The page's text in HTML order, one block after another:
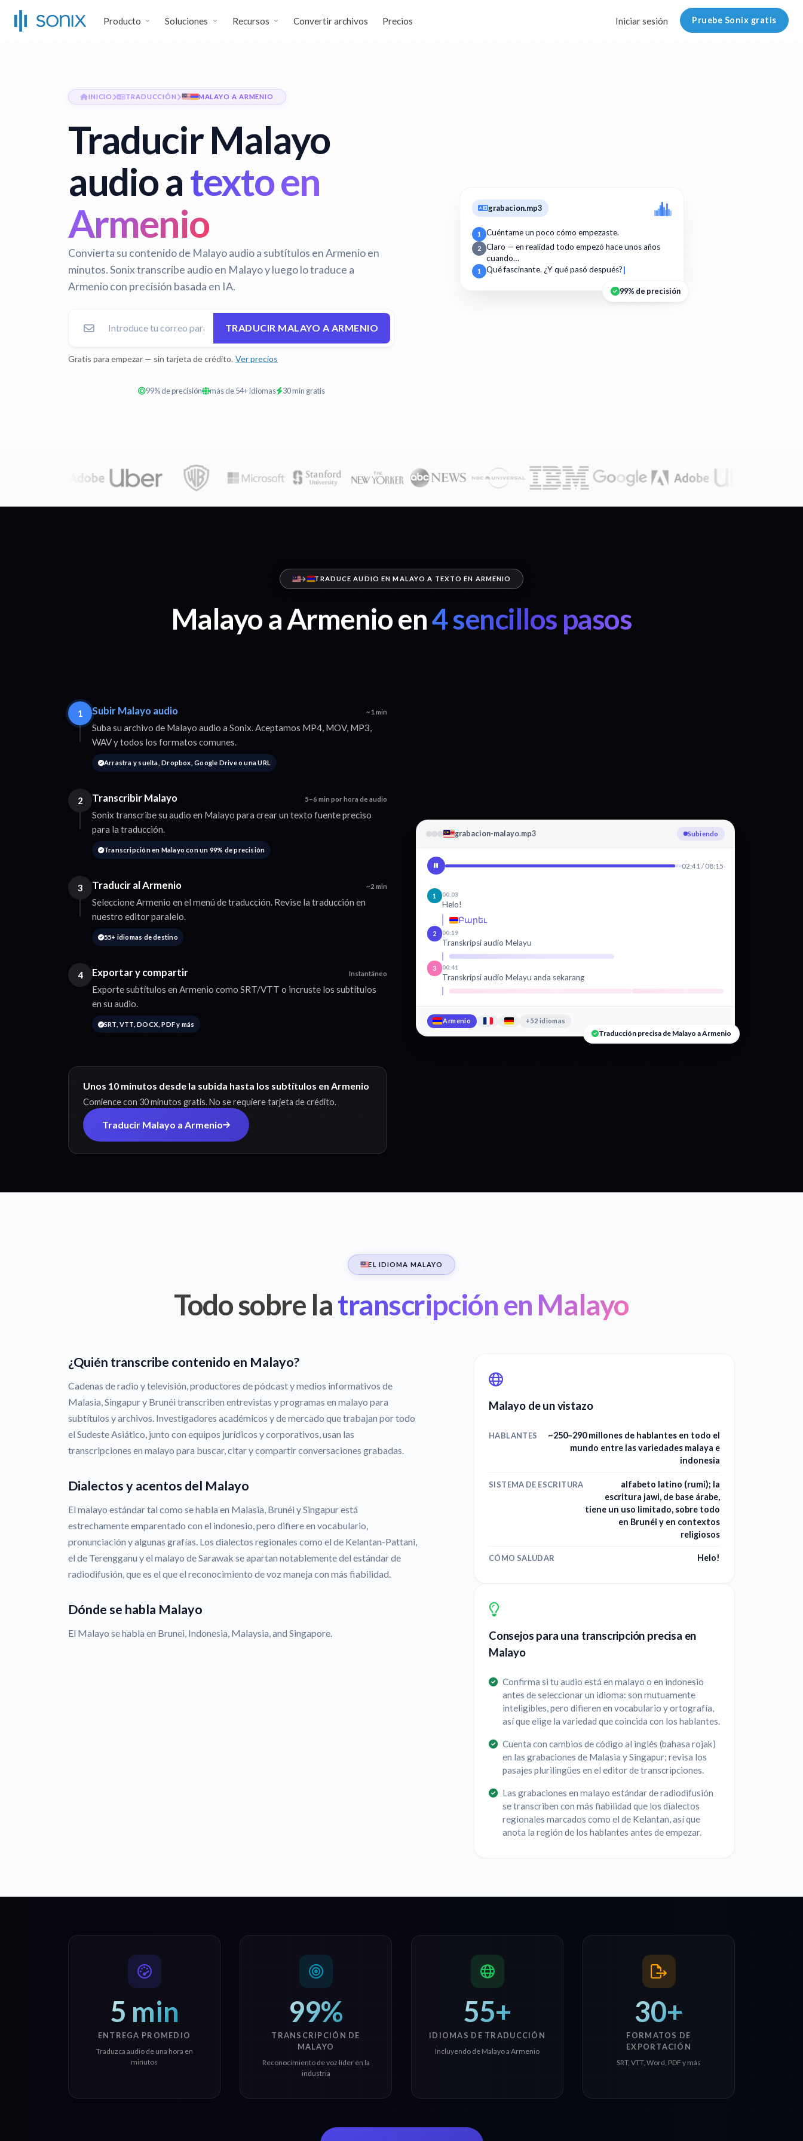
Producto Soluciones Recursos Convertir archivos Precios Iniciar sesión Pruebe Sonix gratis
INICIO TRADUCCIÓN MALAYO A ARMENIO
Traducir Malayo
audio atexto en
Armenio
Convierta su contenido de Malayo audio a subtítulos en Armenio en
minutos. Sonix transcribe audio en Malayo y luego lo traduce a
Armenio con precisión basada en IA.
TRADUCIR MALAYO A ARMENIO
Gratis para empezar — sin tarjeta de crédito. Ver precios
99% de precisión más de 54+ idiomas 30 min gratis
grabacion.mp3
1 Cuéntame un poco cómo empezaste.
2
Claro — en realidad todo empezó hace unos años
cuando…
1 Qué fascinante. ¿Y qué pasó después?
99% de precisión
TRADUCE AUDIO EN MALAYO A TEXTO EN ARMENIO
Malayo a Armenio en4 sencillos pasos
1 Subir Malayo audio ~1 min
Suba su archivo de Malayo audio a Sonix. Aceptamos MP4, MOV, MP3,
WAV y todos los formatos comunes.
Arrastra y suelta, Dropbox, Google Drive o una URL
2 Transcribir Malayo 5–6 min por hora de audio
Sonix transcribe su audio en Malayo para crear un texto fuente preciso
para la traducción.
Transcripción en Malayo con un 99% de precisión
3 Traducir al Armenio ~2 min
Seleccione Armenio en el menú de traducción. Revise la traducción en
nuestro editor paralelo.
55+ idiomas de destino
4 Exportar y compartir Instantáneo
Exporte subtítulos en Armenio como SRT/VTT o incruste los subtítulos
en su audio.
SRT, VTT, DOCX, PDF y más
Unos 10 minutos desde la subida hasta los subtítulos en Armenio
Comience con 30 minutos gratis. No se requiere tarjeta de crédito.
Traducir Malayo a Armenio
grabacion-malayo.mp3 Transcribiendo Malayo
02:41 / 08:15
1 00:03
Helo!
Բարեւ
2 00:19
Transkripsi audio Melayu
3 00:41
Transkripsi audio Melayu anda sekarang
Armenio +52 idiomas
Traducción precisa de Malayo a Armenio
EL IDIOMA MALAYO
Todo sobre latranscripción en Malayo
¿Quién transcribe contenido en Malayo?
Cadenas de radio y televisión, productores de pódcast y medios informativos de
Malasia, Singapur y Brunéi transcriben entrevistas y programas en malayo para
subtítulos y archivos. Investigadores académicos y de mercado que trabajan por todo
el Sudeste Asiático, junto con equipos jurídicos y corporativos, usan las
transcripciones en malayo para buscar, citar y compartir conversaciones grabadas.
Dialectos y acentos del Malayo
El malayo estándar tal como se habla en Malasia, Brunéi y Singapur está
estrechamente emparentado con el indonesio, pero difiere en vocabulario,
pronunciación y algunas grafías. Los dialectos regionales como el de Kelantan-Pattani,
el de Terengganu y el malayo de Sarawak se apartan notablemente del estándar de
radiodifusión, que es el que el reconocimiento de voz maneja con más fiabilidad.
Dónde se habla Malayo
El Malayo se habla en Brunei, Indonesia, Malaysia, and Singapore.
Malayo de un vistazo
HABLANTES
~250–290 millones de hablantes en todo el
mundo entre las variedades malaya e
indonesia
SISTEMA DE ESCRITURA
alfabeto latino (rumi); la
escritura jawi, de base árabe,
tiene un uso limitado, sobre todo
en Brunéi y en contextos
religiosos
CÓMO SALUDAR Helo!
Consejos para una transcripción precisa en
Malayo
Confirma si tu audio está en malayo o en indonesio
antes de seleccionar un idioma: son mutuamente
inteligibles, pero difieren en vocabulario y ortografía,
así que elige la variedad que coincida con los hablantes.
Cuenta con cambios de código al inglés (bahasa rojak)
en las grabaciones de Malasia y Singapur; revisa los
pasajes plurilingües en el editor de transcripciones.
Las grabaciones en malayo estándar de radiodifusión
se transcriben con más fiabilidad que los dialectos
regionales marcados como el de Kelantan, así que
anota la región de los hablantes antes de empezar.
5 min
ENTREGA PROMEDIO
Traduzca audio de una hora en
minutos
99%
TRANSCRIPCIÓN DE
MALAYO
Reconocimiento de voz líder en la
industria
55+
IDIOMAS DE TRADUCCIÓN
Incluyendo de Malayo a Armenio
30+
FORMATOS DE
EXPORTACIÓN
SRT, VTT, Word, PDF y más